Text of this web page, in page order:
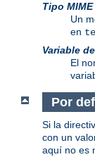
Tipo MIME
Un
en
Variable
El
Por
Si la
con un
aquí no es